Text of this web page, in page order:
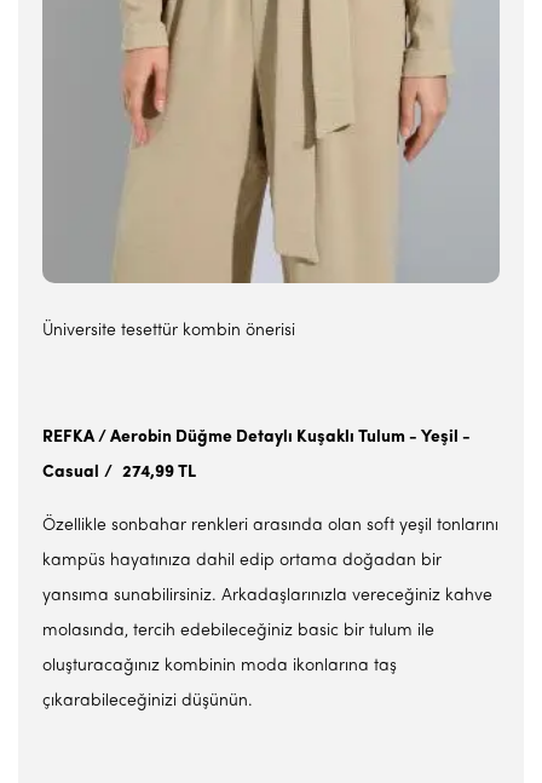
Üniversite tesettür kombin önerisi
REFKA / Aerobin Düğme Detaylı Kuşaklı Tulum - Yeşil -
Casual / 274,99 TL
Özellikle sonbahar renkleri arasında olan soft yeşil tonlarını
kampüs hayatınıza dahil edip ortama doğadan bir
yansıma sunabilirsiniz. Arkadaşlarınızla vereceğiniz kahve
molasında, tercih edebileceğiniz basic bir tulum ile
oluşturacağınız kombinin moda ikonlarına taş
çıkarabileceğinizi düşünün.